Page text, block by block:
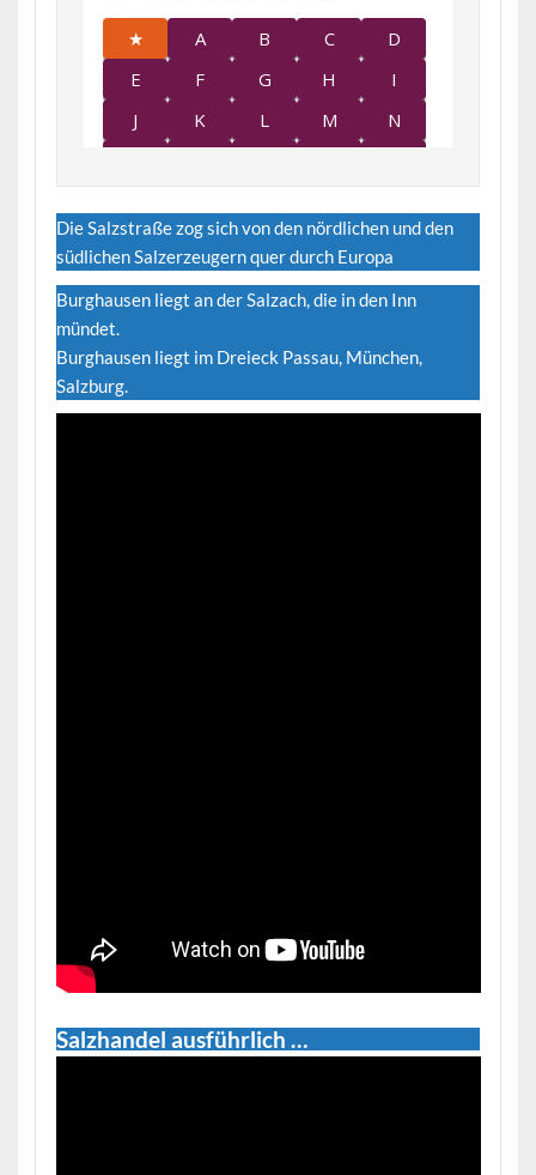
Die Salzstraße zog sich von den nördlichen und den
südlichen Salzerzeugern quer durch Europa
Burghausen liegt an der Salzach, die in den Inn
mündet.
Burghausen liegt im Dreieck Passau, München,
Salzburg.
Salzhandel ausführlich …